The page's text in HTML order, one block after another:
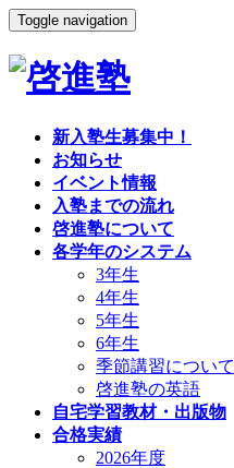
Toggle navigation
新入塾生募集中！
お知らせ
イベント情報
入塾までの流れ
啓進塾について
各学年のシステム
3年生
4年生
5年生
6年生
季節講習について
啓進塾の英語
自宅学習教材・出版物
合格実績
2026年度